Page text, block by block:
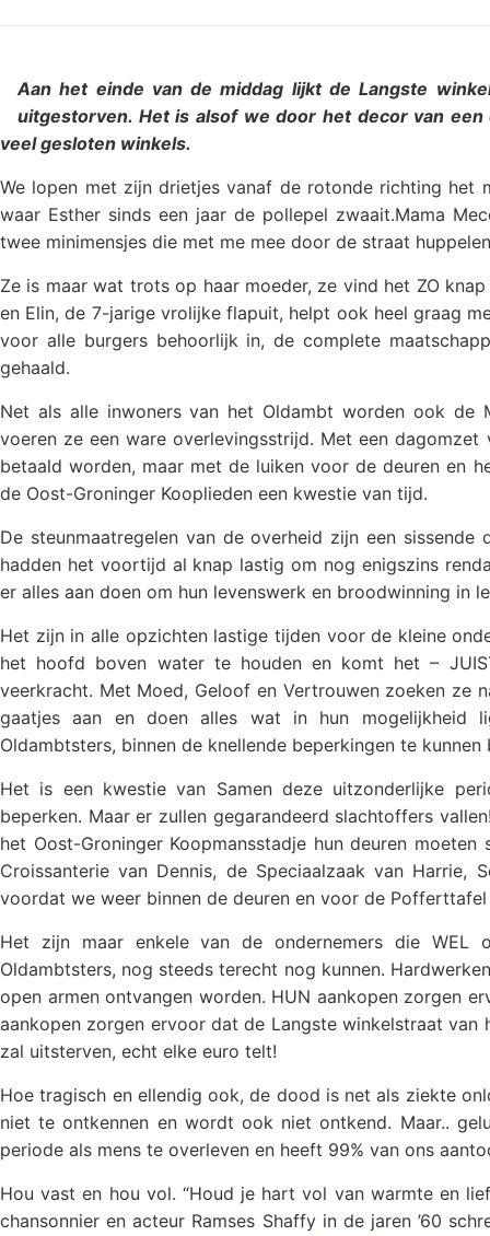
Aan het einde van de middag lijkt de Langste
uitgestorven. Het is alsof we door het decor van
veel gesloten winkels.
We lopen met zijn drietjes vanaf de rotonde richting het
waar Esther sinds een jaar de pollepel zwaait.Mama
twee minimensjes die met me mee door de straat
Ze is maar wat trots op haar moeder, ze vind het ZO
en Elin, de 7-jarige vrolijke flapuit, helpt ook heel graag
voor alle burgers behoorlijk in, de complete
gehaald.
Net als alle inwoners van het Oldambt worden ook de
voeren ze een ware overlevingsstrijd. Met een
betaald worden, maar met de luiken voor de deuren en
de Oost-Groninger Kooplieden een kwestie van tijd.
De steunmaatregelen van de overheid zijn een
hadden het voortijd al knap lastig om nog enigszins
er alles aan doen om hun levenswerk en broodwinning in
Het zijn in alle opzichten lastige tijden voor de kleine
het hoofd boven water te houden en komt het –
veerkracht. Met Moed, Geloof en Vertrouwen zoeken ze
gaatjes aan en doen alles wat in hun mogelijkheid
Oldambtsters, binnen de knellende beperkingen te kunnen
Het is een kwestie van Samen deze uitzonderlijke
beperken. Maar er zullen gegarandeerd slachtoffers
het Oost-Groninger Koopmansstadje hun deuren
Croissanterie van Dennis, de Speciaalzaak van Harrie,
voordat we weer binnen de deuren en voor de
Het zijn maar enkele van de ondernemers die
Oldambtsters, nog steeds terecht nog kunnen.
open armen ontvangen worden. HUN aankopen zorgen
aankopen zorgen ervoor dat de Langste winkelstraat
zal uitsterven, echt elke euro telt!
Hoe tragisch en ellendig ook, de dood is net als ziekte
niet te ontkennen en wordt ook niet ontkend. Maar..
periode als mens te overleven en heeft 99% van ons
Hou vast en hou vol. “Houd je hart vol van warmte en
chansonnier en acteur Ramses Shaffy in de jaren ’60